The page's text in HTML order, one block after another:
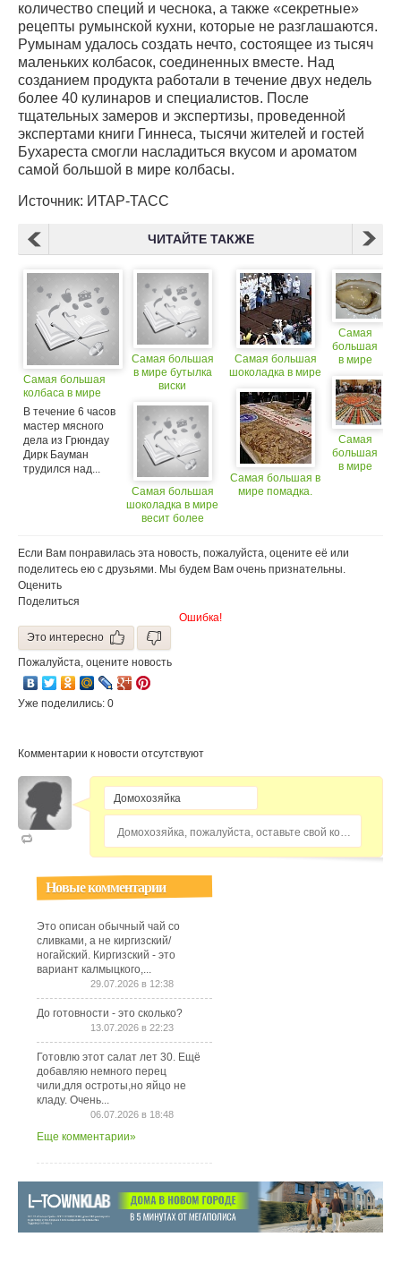
количество специй и чеснока, а также «секретные»
рецепты румынской кухни, которые не разглашаются.
Румынам удалось создать нечто, состоящее из тысяч
маленьких колбасок, соединенных вместе. Над
созданием продукта работали в течение двух недель
более 40 кулинаров и специалистов. После
тщательных замеров и экспертизы, проведенной
экспертами книги Гиннеса, тысячи жителей и гостей
Бухареста смогли насладиться вкусом и ароматом
самой большой в мире колбасы.
Источник: ИТАР-ТАСС
ЧИТАЙТЕ ТАКЖЕ
Самая большая
колбаса в мире
В течение 6 часов
мастер мясного
дела из Грюндау
Дирк Бауман
трудился над...
Самая большая
в мире бутылка
виски
Самая большая
шоколадка в мире
весит более
Самая большая
шоколадка в мире
Самая большая в
мире помадка.
Самая
большая
в мире
Самая
большая
в мире
Если Вам понравилась эта новость, пожалуйста, оцените её или
поделитесь ею с друзьями. Мы будем Вам очень признательны.
Оценить
Поделиться
Ошибка!
Это интересно
Пожалуйста, оцените новость
Уже поделились: 0
Комментарии к новости отсутствуют
Домохозяйка, пожалуйста, оставьте свой комментарий...
Новые комментарии
Это описан обычный чай со
сливками, а не киргизский/
ногайский. Киргизский - это
вариант калмыцкого,...
29.07.2026 в 12:38
До готовности - это сколько?
13.07.2026 в 22:23
Готовлю этот салат лет 30. Ещё
добавляю немного перец
чили,для остроты,но яйцо не
кладу. Очень...
06.07.2026 в 18:48
Еще комментарии»